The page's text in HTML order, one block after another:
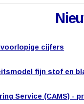
voorlopige cijfers
fijn stof en
Service (CAMS)